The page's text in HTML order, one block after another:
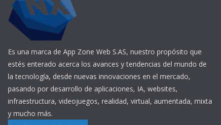
Es una marca de App Zone Web S.AS, nuestro propósito que
estés enterado acerca los avances y tendencias del mundo de
la tecnología, desde nuevas innovaciones en el mercado,
pasando por desarrollo de aplicaciones, IA, websites,
infraestructura, videojuegos, realidad, virtual, aumentada, mixta
y mucho más.